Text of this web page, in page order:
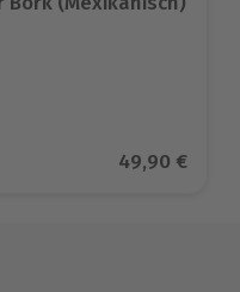
Aktueller
49,90 €